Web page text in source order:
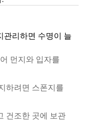
관리하면 수명이 늘
먼지와 입자를
하려면 스폰지를
건조한 곳에 보관